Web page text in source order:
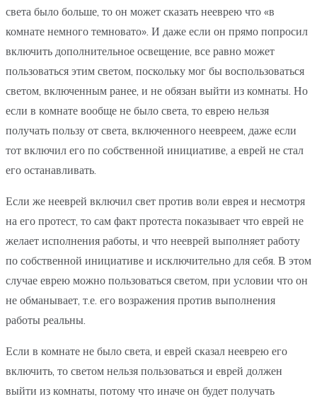
света было больше, то он может сказать нееврею что «в
комнате немного темновато». И даже если он прямо попросил
включить дополнительное освещение, все равно может
пользоваться этим светом, поскольку мог бы воспользоваться
светом, включенным ранее, и не обязан выйти из комнаты. Но
если в комнате вообще не было света, то еврею нельзя
получать пользу от света, включенного неевреем, даже если
тот включил его по собственной инициативе, а еврей не стал
его останавливать.
Если же нееврей включил свет против воли еврея и несмотря
на его протест, то сам факт протеста показывает что еврей не
желает исполнения работы, и что нееврей выполняет работу
по собственной инициативе и исключительно для себя. В этом
случае еврею можно пользоваться светом, при условии что он
не обманывает, т.е. его возражения против выполнения
работы реальны.
Если в комнате не было света, и еврей сказал нееврею его
включить, то светом нельзя пользоваться и еврей должен
выйти из комнаты, потому что иначе он будет получать